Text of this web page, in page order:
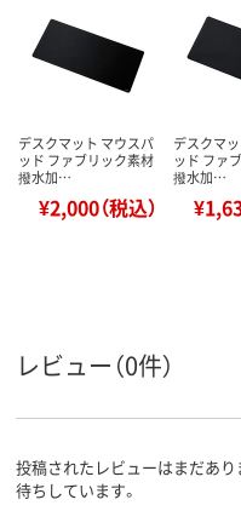
デスクマット マウスパ
ッド ファブリック素材
撥水加…
¥2,000（税込）
デスクマ
ッド ファ
撥水加…
レビュー（0件）
投稿されたレビューはまだあ
待ちしています。